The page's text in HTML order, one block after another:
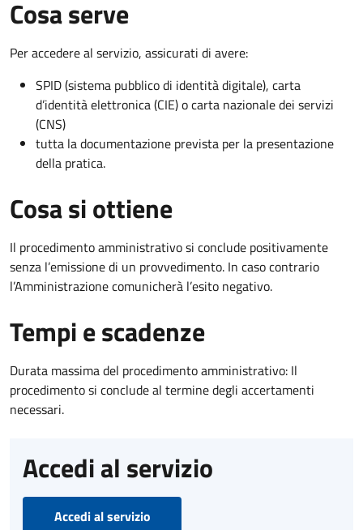
Cosa serve
Per accedere al servizio, assicurati di avere:
SPID (sistema pubblico di identità digitale), carta
d’identità elettronica (CIE) o carta nazionale dei servizi
(CNS)
tutta la documentazione prevista per la presentazione
della pratica.
Cosa si ottiene
Il procedimento amministrativo si conclude positivamente
senza l’emissione di un provvedimento. In caso contrario
l’Amministrazione comunicherà l’esito negativo.
Tempi e scadenze
Durata massima del procedimento amministrativo: Il
procedimento si conclude al termine degli accertamenti
necessari.
Accedi al servizio
Accedi al servizio